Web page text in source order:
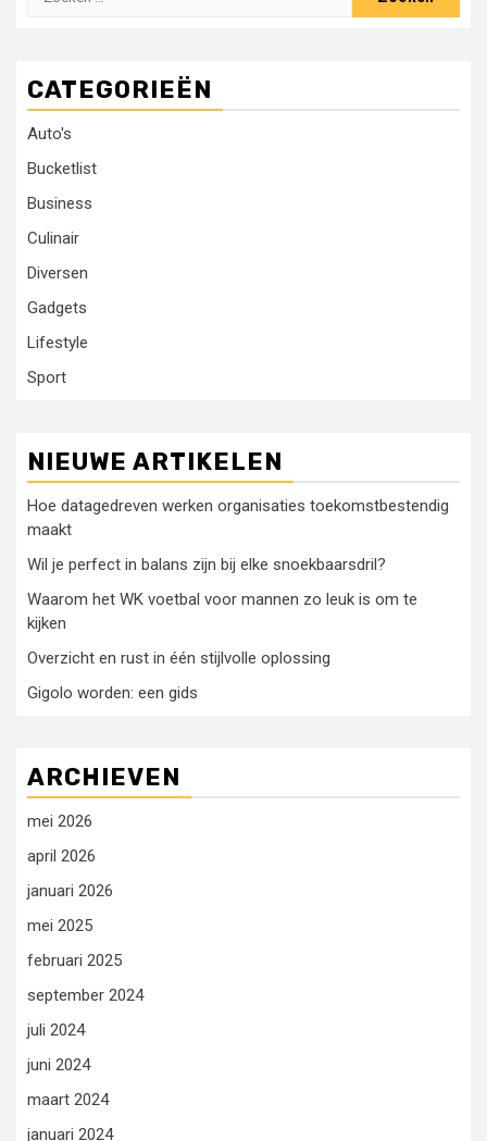
CATEGORIEËN
Auto's
Bucketlist
Business
Culinair
Diversen
Gadgets
Lifestyle
Sport
NIEUWE ARTIKELEN
Hoe datagedreven werken organisaties toekomstbestendig
maakt
Wil je perfect in balans zijn bij elke snoekbaarsdril?
Waarom het WK voetbal voor mannen zo leuk is om te
kijken
Overzicht en rust in één stijlvolle oplossing
Gigolo worden: een gids
ARCHIEVEN
mei 2026
april 2026
januari 2026
mei 2025
februari 2025
september 2024
juli 2024
juni 2024
maart 2024
januari 2024